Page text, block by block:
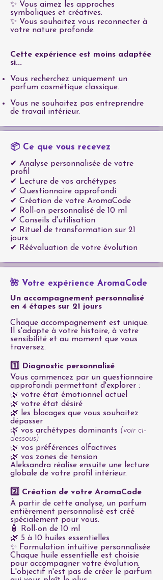
✨ Vous aimez les approches
symboliques et créatives.
✨ Vous souhaitez vous reconnecter à
votre nature profonde.
Cette expérience est moins adaptée
si...
Vous recherchez uniquement un
parfum cosmétique classique.
Vous ne souhaitez pas entreprendre
de travail intérieur.
📦 Ce que vous recevez
✔ Analyse personnalisée de votre
profil
✔ Lecture de vos archétypes
✔ Questionnaire approfondi
✔ Création de votre AromaCode
✔ Roll-on personnalisé de 10 ml
✔ Conseils d'utilisation
✔ Rituel de transformation sur 21
jours
✔ Réévaluation de votre évolution
🌺 Votre expérience AromaCode
Un accompagnement personnalisé
en 4 étapes sur 21 jours
Chaque accompagnement est unique.
Il s'adapte à votre histoire, à votre
sensibilité et au moment que vous
traversez.
1️⃣ Diagnostic personnalisé
Vous commencez par un questionnaire
approfondi permettant d'explorer :
🌿 votre état émotionnel actuel
🌿 votre état désiré
🌿 les blocages que vous souhaitez
dépasser
🌿 vos archétypes dominants (voir ci-
dessous)
🌿 vos préférences olfactives
🌿 vos zones de tension
Aleksandra réalise ensuite une lecture
globale de votre profil intérieur.
2️⃣ Création de votre AromaCode
À partir de cette analyse, un parfum
entièrement personnalisé est créé
spécialement pour vous.
🧴 Roll-on de 10 ml
🌿 5 à 10 huiles essentielles
✨ Formulation intuitive personnalisée
Chaque huile essentielle est choisie
pour accompagner votre évolution.
L'objectif n'est pas de créer le parfum